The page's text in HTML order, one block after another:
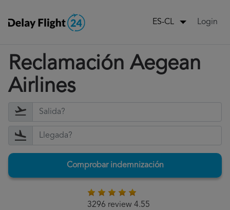
ES-CL Login
Reclamación Aegean
Airlines
Comprobar indemnización
3296 review 4.55